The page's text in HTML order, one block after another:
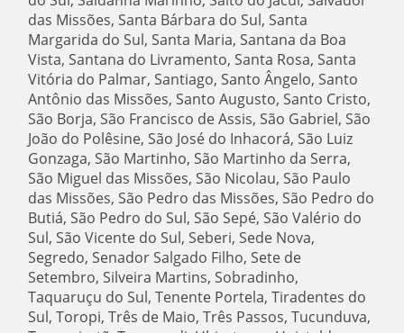
das Missões, Santa Bárbara do Sul, Santa
Margarida do Sul, Santa Maria, Santana da Boa
Vista, Santana do Livramento, Santa Rosa, Santa
Vitória do Palmar, Santiago, Santo Ângelo, Santo
Antônio das Missões, Santo Augusto, Santo Cristo,
São Borja, São Francisco de Assis, São Gabriel, São
João do Polêsine, São José do Inhacorá, São Luiz
Gonzaga, São Martinho, São Martinho da Serra,
São Miguel das Missões, São Nicolau, São Paulo
das Missões, São Pedro das Missões, São Pedro do
Butiá, São Pedro do Sul, São Sepé, São Valério do
Sul, São Vicente do Sul, Seberi, Sede Nova,
Segredo, Senador Salgado Filho, Sete de
Setembro, Silveira Martins, Sobradinho,
Taquaruçu do Sul, Tenente Portela, Tiradentes do
Sul, Toropi, Três de Maio, Três Passos, Tucunduva,